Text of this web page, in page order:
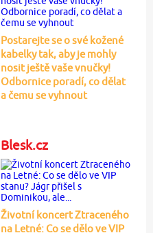
Postarejte se o své kožené
kabelky tak, aby je mohly
nosit ještě vaše vnučky!
Odbornice poradí, co dělat
a čemu se vyhnout
Blesk.cz
Životní koncert Ztraceného
na Letné: Co se dělo ve VIP